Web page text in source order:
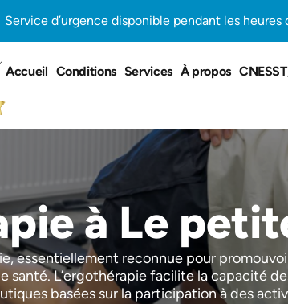
Service d’urgence disponible pendant les heures
Accueil Conditions Services À propos
à Le
essentiellement reconnue pour
santé. L’ergothérapie facilite la capacité
basées sur la participation à des